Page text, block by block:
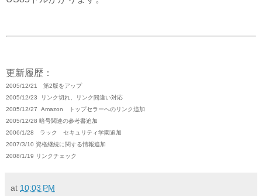
更新履歴：
2005/12/21 第2版をアップ
2005/12/23 リンク切れ、リンク間違い対応
2005/12/27 Amazon トップセラーへのリンク追加
2005/12/28 暗号関連の参考書追加
2006/1/28 ラック セキュリティ学園追加
2007/3/10 資格継続に関する情報追加
2008/1/19 リンクチェック
at 10:03 PM